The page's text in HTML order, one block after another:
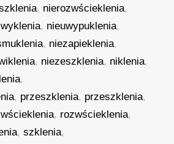
, nierozwścieklenia,
, nieuwypuklenia,
, niezapieklenia,
, niezeszklenia, niklenia,
,
, przeszklenia, przeszklenia,
, rozwścieklenia,
,szklenia,